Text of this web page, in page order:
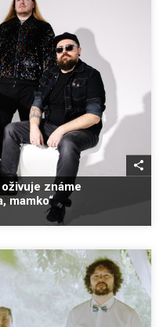
známe
mamko“